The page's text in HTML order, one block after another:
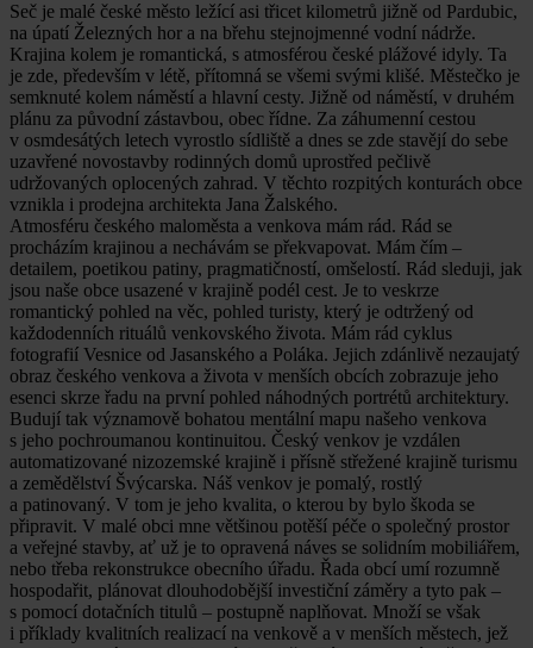
Seč je malé české město ležící asi třicet kilometrů jižně od Pardubic,
na úpatí Železných hor a na břehu stejnojmenné vodní nádrže.
Krajina kolem je romantická, s atmosférou české plážové idyly. Ta
je zde, především v létě, přítomná se všemi svými klišé. Městečko je
semknuté kolem náměstí a hlavní cesty. Jižně od náměstí, v druhém
plánu za původní zástavbou, obec řídne. Za záhumenní cestou
v osmdesátých letech vyrostlo sídliště a dnes se zde stavějí do sebe
uzavřené novostavby rodinných domů uprostřed pečlivě
udržovaných oplocených zahrad. V těchto rozpitých konturách obce
vznikla i prodejna architekta Jana Žalského.
Atmosféru českého maloměsta a venkova mám rád. Rád se
procházím krajinou a nechávám se překvapovat. Mám čím –
detailem, poetikou patiny, pragmatičností, omšelostí. Rád sleduji, jak
jsou naše obce usazené v krajině podél cest. Je to veskrze
romantický pohled na věc, pohled turisty, který je odtržený od
každodenních rituálů venkovského života. Mám rád cyklus
fotografií Vesnice od Jasanského a Poláka. Jejich zdánlivě nezaujatý
obraz českého venkova a života v menších obcích zobrazuje jeho
esenci skrze řadu na první pohled náhodných portrétů architektury.
Budují tak významově bohatou mentální mapu našeho venkova
s jeho pochroumanou kontinuitou. Český venkov je vzdálen
automatizované nizozemské krajině i přísně střežené krajině turismu
a zemědělství Švýcarska. Náš venkov je pomalý, rostlý
a patinovaný. V tom je jeho kvalita, o kterou by bylo škoda se
připravit. V malé obci mne většinou potěší péče o společný prostor
a veřejné stavby, ať už je to opravená náves se solidním mobiliářem,
nebo třeba rekonstrukce obecního úřadu. Řada obcí umí rozumně
hospodařit, plánovat dlouhodobější investiční záměry a tyto pak –
s pomocí dotačních titulů – postupně naplňovat. Množí se však
i příklady kvalitních realizací na venkově a v menších městech, jež